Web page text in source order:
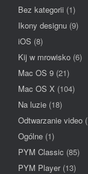
Bez kategorii (1)
Ikony designu (9)
iOS (8)
Kij w mrowisko (6)
Mac OS 9 (21)
Mac OS X (104)
Na luzie (18)
Odtwarzanie video
Ogólne (1)
PYM Classic (85)
PYM Player(13)